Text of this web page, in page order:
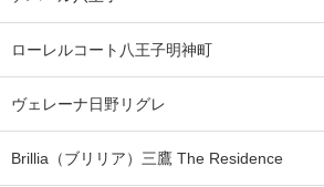
ローレルコート八王子明神町
ヴェレーナ日野リグレ
Brillia（ブリリア）三鷹 The Residence